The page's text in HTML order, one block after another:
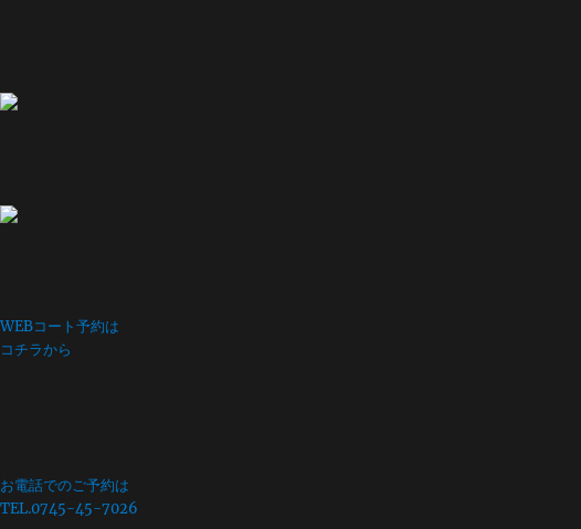
WEBコート予約は
コチラから
お電話でのご予約は
TEL.0745-45-7026